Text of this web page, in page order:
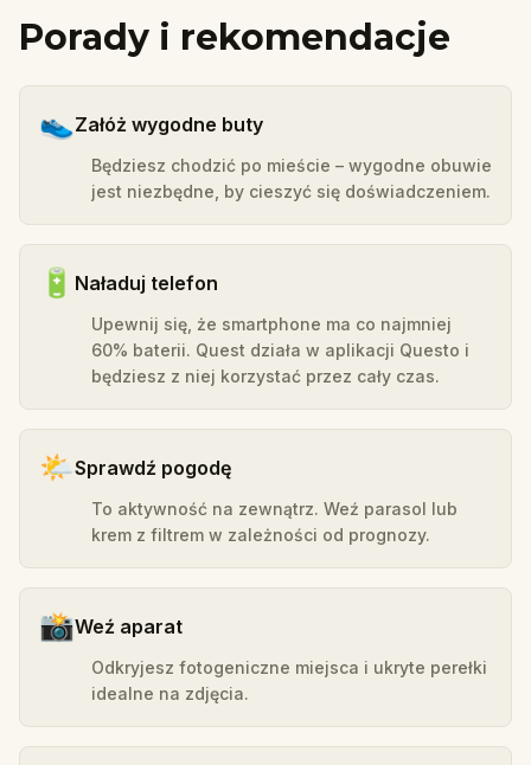
Porady i rekomendacje
👟Załóż wygodne buty
Będziesz chodzić po mieście – wygodne obuwie
jest niezbędne, by cieszyć się doświadczeniem.
🔋 Naładuj telefon
Upewnij się, że smartphone ma co najmniej
60% baterii. Quest działa w aplikacji Questo i
będziesz z niej korzystać przez cały czas.
🌤️Sprawdź pogodę
To aktywność na zewnątrz. Weź parasol lub
krem z filtrem w zależności od prognozy.
📸Weź aparat
Odkryjesz fotogeniczne miejsca i ukryte perełki
idealne na zdjęcia.